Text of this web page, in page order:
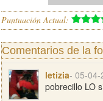
Puntuación Actual:
Comentarios de la
letizia- 05-04-
pobrecillo LO